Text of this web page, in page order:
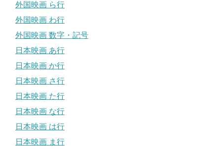
外国映画 ら行
外国映画 わ行
外国映画 数字・記号
日本映画 あ行
日本映画 か行
日本映画 さ行
日本映画 た行
日本映画 な行
日本映画 は行
日本映画 ま行